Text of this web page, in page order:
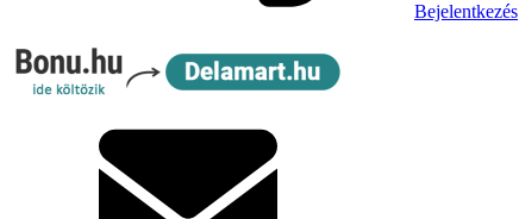
Bejelentkezés